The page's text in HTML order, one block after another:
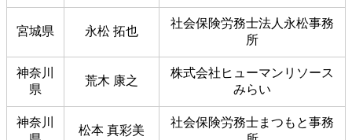
宮城県 永松 拓也
社会保険労務士法人永松事務
所
神奈川
県
荒木 康之
株式会社ヒューマンリソース
みらい
神奈川
松本 真彩美
社会保険労務士まつもと事務